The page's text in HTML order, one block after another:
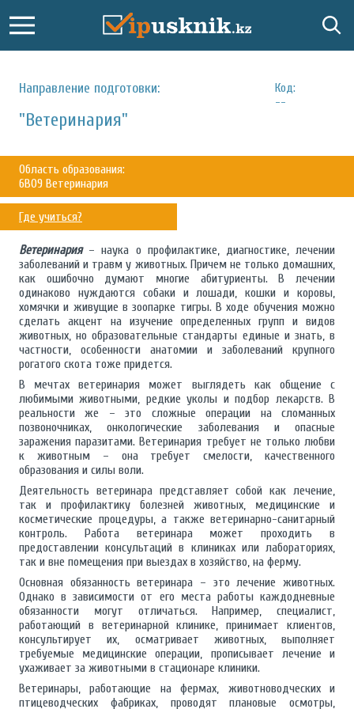
Направление подготовки:
Код:
--
"Ветеринария"
Область образования:
6В09 Ветеринария
Где учиться?
Ветеринария– наука о профилактике, диагностике, лечении
заболеваний и травм у животных. Причем не только домашних,
как ошибочно думают многие абитуриенты. В лечении
одинаково нуждаются собаки и лошади, кошки и коровы,
хомячки и живущие в зоопарке тигры. В ходе обучения можно
сделать акцент на изучение определенных групп и видов
животных, но образовательные стандарты единые и знать, в
частности, особенности анатомии и заболеваний крупного
рогатого скота тоже придется.
В мечтах ветеринария может выглядеть как общение с
любимыми животными, редкие уколы и подбор лекарств. В
реальности же – это сложные операции на сломанных
позвоночниках, онкологические заболевания и опасные
заражения паразитами. Ветеринария требует не только любви
к животным – она требует смелости, качественного
образования и силы воли.
Деятельность ветеринара представляет собой как лечение,
так и профилактику болезней животных, медицинские и
косметические процедуры, а также ветеринарно-санитарный
контроль. Работа ветеринара может проходить в
предоставлении консультаций в клиниках или лабораториях,
так и вне помещения при выездах в хозяйство, на ферму.
Основная обязанность ветеринара – это лечение животных.
Однако в зависимости от его места работы каждодневные
обязанности могут отличаться. Например, специалист,
работающий в ветеринарной клинике, принимает клиентов,
консультирует их, осматривает животных, выполняет
требуемые медицинские операции, прописывает лечение и
ухаживает за животными в стационаре клиники.
Ветеринары, работающие на фермах, животноводческих и
птицеводческих фабриках, проводят плановые осмотры,